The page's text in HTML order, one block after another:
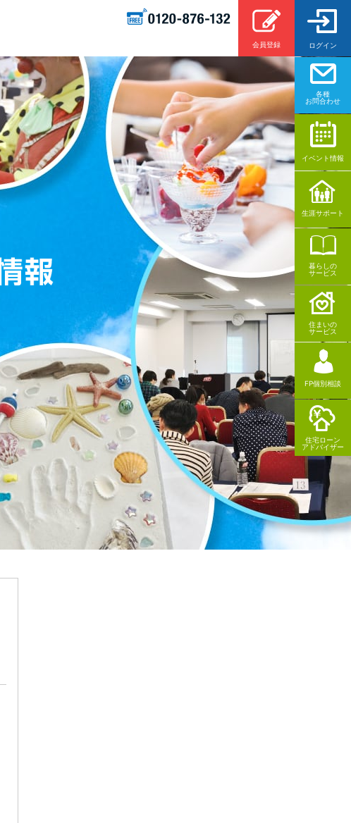
会員登録 ログイン
各種
お問合わせ
イベント情報
生涯サポート
暮らしの
サービス
住まいの
サービス
FP個別相談
住宅ローン
アドバイザー